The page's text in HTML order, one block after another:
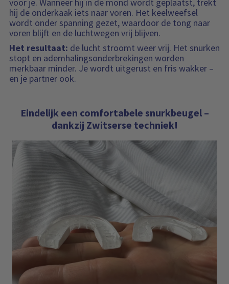
hij de onderkaak iets naar voren. Het keelweefsel
wordt onder spanning gezet, waardoor de tong naar
voren blijft en de luchtwegen vrij blijven.
Het resultaat: de lucht stroomt weer vrij. Het snurken
stopt en ademhalingsonderbrekingen worden
merkbaar minder. Je wordt uitgerust en fris wakker –
en je partner ook.
Eindelijk een comfortabele snurkbeugel –
dankzij Zwitserse techniek!